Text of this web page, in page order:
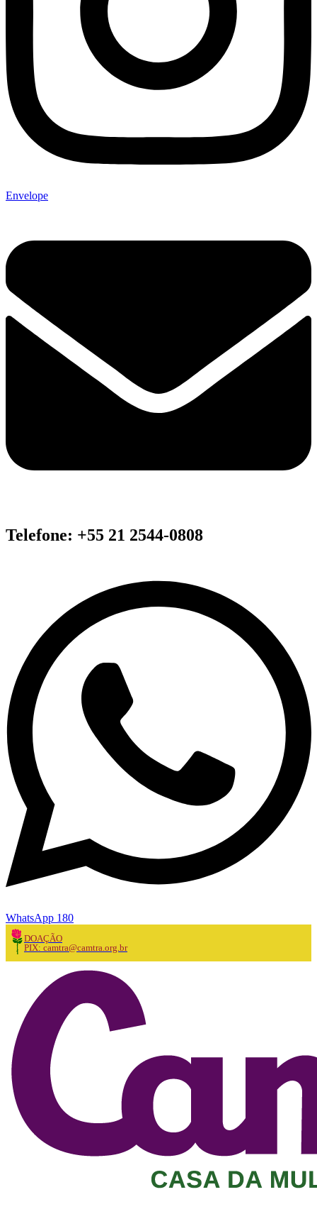
Envelope
Telefone: +55 21 2544-0808
WhatsApp 180
DOAÇÃO
PIX: camtra@camtra.org.br